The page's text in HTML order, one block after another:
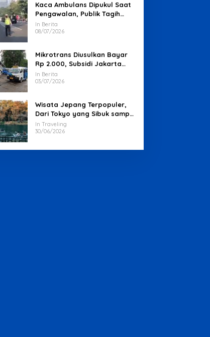
Kaca Ambulans Dipukul Saat
Pengawalan, Publik Tagih
Jawaban Polisi
In Berita
08/07/2026
Mikrotrans Diusulkan Bayar
Rp 2.000, Subsidi Jakarta
Jadi Sorotan
In Berita
03/07/2026
Wisata Jepang Terpopuler,
Dari Tokyo yang Sibuk sampai
Okinawa yang Santai
In Traveling
30/06/2026